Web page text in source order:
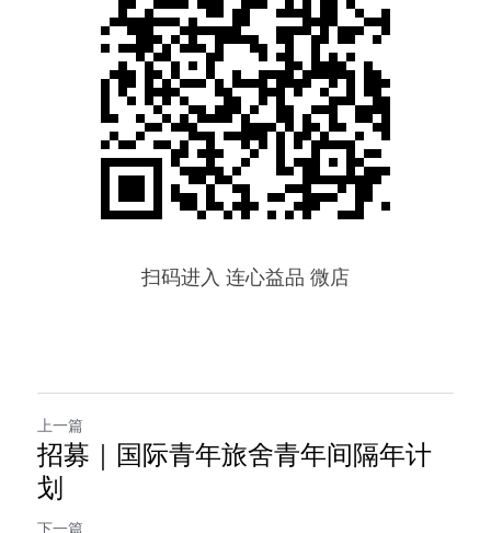
扫码进入 连心益品 微店
上一篇
招募｜国际青年旅舍青年间隔年计
划
下一篇